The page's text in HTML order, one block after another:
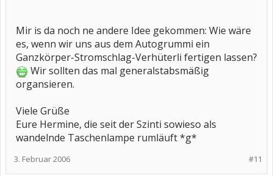
Mir is da noch ne andere Idee gekommen: Wie wäre
es, wenn wir uns aus dem Autogrummi ein
Ganzkörper-Stromschlag-Verhüterli fertigen lassen?
Wir sollten das mal generalstabsmäßig
organsieren.
Viele Grüße
Eure Hermine, die seit der Szinti sowieso als
wandelnde Taschenlampe rumläuft *g*
#11
3. Februar 2006